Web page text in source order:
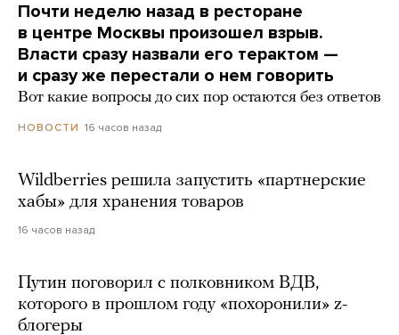
Почти неделю назад в ресторане
в центре Москвы произошел взрыв.
Власти сразу назвали его терактом —
и сразу же перестали о нем говорить
Вот какие вопросы до сих пор остаются без ответов
НОВОСТИ 16 часов назад
Wildberries решила запустить «партнерские
хабы» для хранения товаров
16 часов назад
Путин поговорил с полковником ВДВ,
которого в прошлом году «похоронили» z-
блогеры